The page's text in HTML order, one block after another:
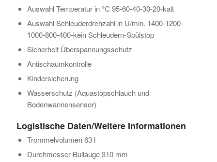
Auswahl Temperatur in °C 95-60-40-30-20-kalt
Auswahl Schleuderdrehzahl in U/min. 1400-1200-
1000-800-400-kein Schleudern-Spülstop
Sicherheit Überspannungsschutz
Antischaumkontrolle
Kindersicherung
Wasserschutz (Aquastopschlauch und
Bodenwannensensor)
Logistische Daten/Weitere Informationen
Trommelvolumen 63 l
Durchmesser Bullauge 310 mm